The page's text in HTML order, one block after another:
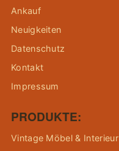
Ankauf
Neuigkeiten
Datenschutz
Kontakt
Impressum
PRODUKTE:
Vintage Möbel & Interieur